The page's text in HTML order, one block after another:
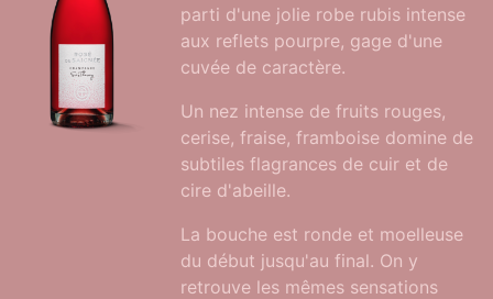
parti d'une jolie robe rubis intense
aux reflets pourpre, gage d'une
cuvée de caractère.
Un nez intense de fruits rouges,
cerise, fraise, framboise domine de
subtiles flagrances de cuir et de
cire d'abeille.
La bouche est ronde et moelleuse
du début jusqu'au final. On y
retrouve les mêmes sensations